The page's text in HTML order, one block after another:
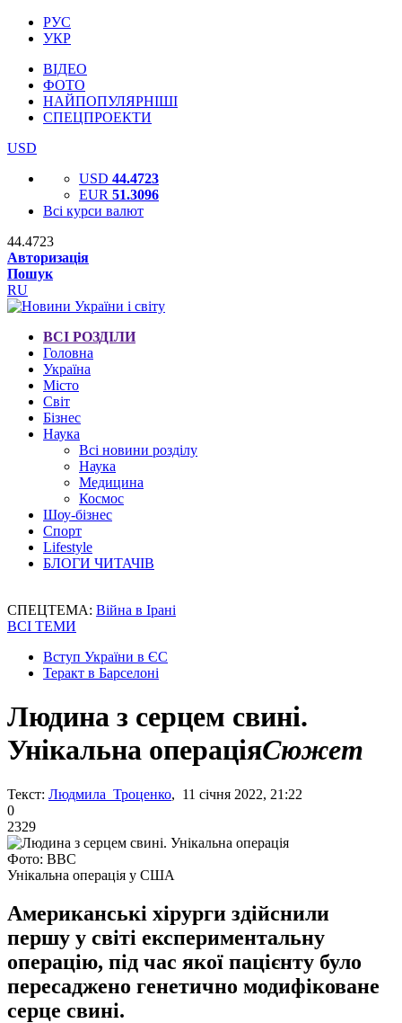
РУС
УКР
ВІДЕО
ФОТО
НАЙПОПУЛЯРНІШІ
СПЕЦПРОЕКТИ
USD
USD 44.4723
EUR 51.3096
Всі курси валют
44.4723
Авторизація
Пошук
RU
ВСІ РОЗДІЛИ
Головна
Україна
Місто
Світ
Бізнес
Наука
Всі новини розділу
Наука
Медицина
Космос
Шоу-бізнес
Спорт
Lifestyle
БЛОГИ ЧИТАЧІВ
СПЕЦТЕМА: Війна в Ірані
ВСІ ТЕМИ
Вступ України в ЄС
Теракт в Барселоні
Людина з серцем свині.
Унікальна операціяСюжет
Текст: Людмила Троценко, 11 січня 2022, 21:22
0
2329
Фото: BBC
Унікальна операція у США
Американські хірурги здійснили
першу у світі експериментальну
операцію, під час якої пацієнту було
пересаджено генетично модифіковане
серце свині.